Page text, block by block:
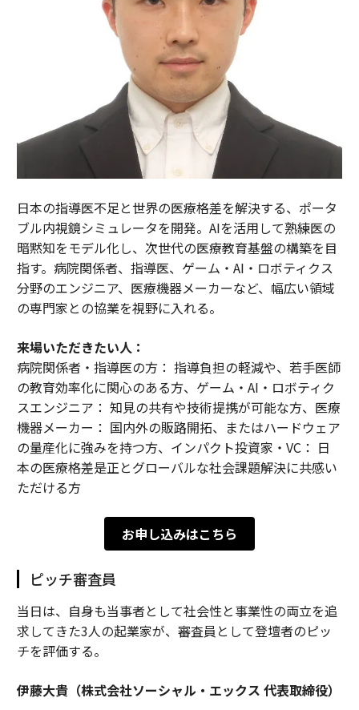
日本の指導医不足と世界の医療格差を解決する、ポータ
ブル内視鏡シミュレータを開発。AIを活用して熟練医の
暗黙知をモデル化し、次世代の医療教育基盤の構築を目
指す。病院関係者、指導医、ゲーム・AI・ロボティクス
分野のエンジニア、医療機器メーカーなど、幅広い領域
の専門家との協業を視野に入れる。
来場いただきたい人：
病院関係者・指導医の方： 指導負担の軽減や、若手医師
の教育効率化に関心のある方、ゲーム・AI・ロボティク
スエンジニア： 知見の共有や技術提携が可能な方、医療
機器メーカー： 国内外の販路開拓、またはハードウェア
の量産化に強みを持つ方、インパクト投資家・VC： 日
本の医療格差是正とグローバルな社会課題解決に共感い
ただける方
お申し込みはこちら
ピッチ審査員
当日は、自身も当事者として社会性と事業性の両立を追
求してきた3人の起業家が、審査員として登壇者のピッ
チを評価する。
伊藤大貴（株式会社ソーシャル・エックス 代表取締役）